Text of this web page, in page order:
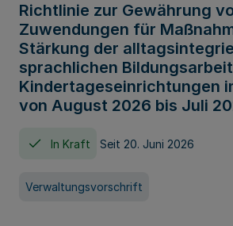
Richtlinie zur Gewährung
Zuwendungen für
Stärkung der
sprachlichen
Kindertageseinrichtungen
von August 2026 bis Juli
In Kraft Seit 20. Juni 2026
Verwaltungsvorschrift